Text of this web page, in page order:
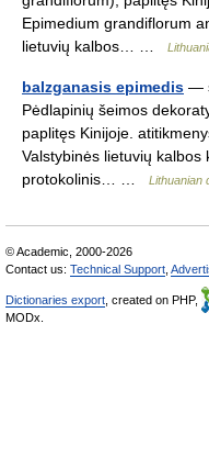
Epimedium grandiflorum
lietuvių kalbos… …
balzganasis epimedis —
Pėdlapinių šeimos
paplitęs Kinijoje.
Valstybinės lietuvių kalbos
protokolinis… …
Lithuanian
© Academic, 2000-2026
Contact us: Technical Support
Dictionaries export , created on PHP,
MODx.